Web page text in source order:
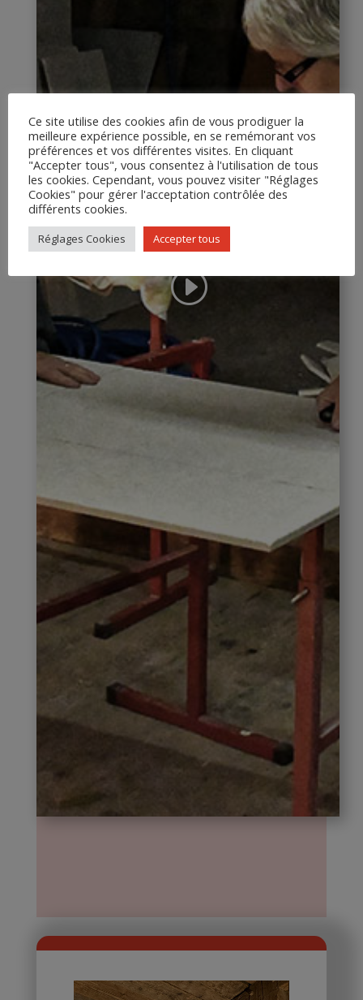
Ce site utilise des cookies afin de vous prodiguer la
meilleure expérience possible, en se remémorant vos
préférences et vos différentes visites. En cliquant
"Accepter tous", vous consentez à l'utilisation de tous
les cookies. Cependant, vous pouvez visiter "Réglages
Cookies" pour gérer l'acceptation contrôlée des
différents cookies.
Réglages Cookies Accepter tous